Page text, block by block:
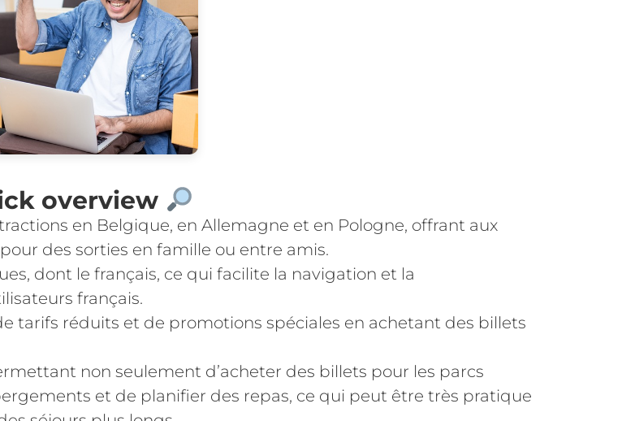
overview
en Belgique, en Allemagne et en Pologne, offrant aux
des sorties en famille ou entre amis.
dont le français, ce qui facilite la navigation et la
français.
tarifs réduits et de promotions spéciales en achetant des billets
non seulement d’acheter des billets pour les parcs
et de planifier des repas, ce qui peut être très pratique